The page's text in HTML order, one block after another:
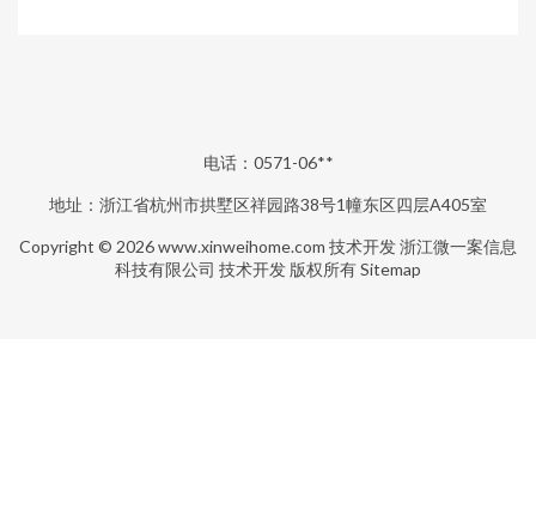
电话：0571-06**
地址：浙江省杭州市拱墅区祥园路38号1幢东区四层A405室
Copyright © 2026www.xinweihome.com 技术开发浙江微一案信息
科技有限公司 技术开发 版权所有Sitemap